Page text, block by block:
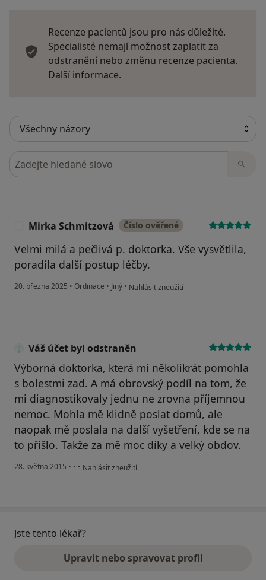
Recenze pacientů jsou pro nás důležité.
Specialisté nemají možnost zaplatit za
odstranění nebo změnu recenze pacienta.
Další informace.
Hledejte v názorech
Mirka Schmitzová Číslo ověřené
Velmi milá a pečlivá p. doktorka. Vše vysvětlila,
poradila další postup léčby.
20. března 2025 • Ordinace • Jiný • podle názoru uživatele Mirka Schmitzová
Nahlásit zneužití
Váš účet byl odstraněn
Výborná doktorka, která mi několikrát pomohla
s bolestmi zad. A má obrovský podíl na tom, že
mi diagnostikovaly jednu ne zrovna příjemnou
nemoc. Mohla mě klidně poslat domů, ale
naopak mě poslala na další vyšetření, kde se na
to přišlo. Takže za mě moc díky a velký obdov.
28. května 2015 • • • podle názoru uživatele Váš účet byl odstraněn
Nahlásit zneužití
Jste tento lékař?
Upravit nebo spravovat profil